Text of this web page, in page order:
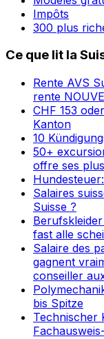
Impôts
300 plus
Ce que lit la
Rente AVS
rente
CHF 153
Kanton
10
50+
offre ses
Salaires
Suisse ?
fast alle
Salaire des
gagnent
conseiller
bis Spitze
Technischer